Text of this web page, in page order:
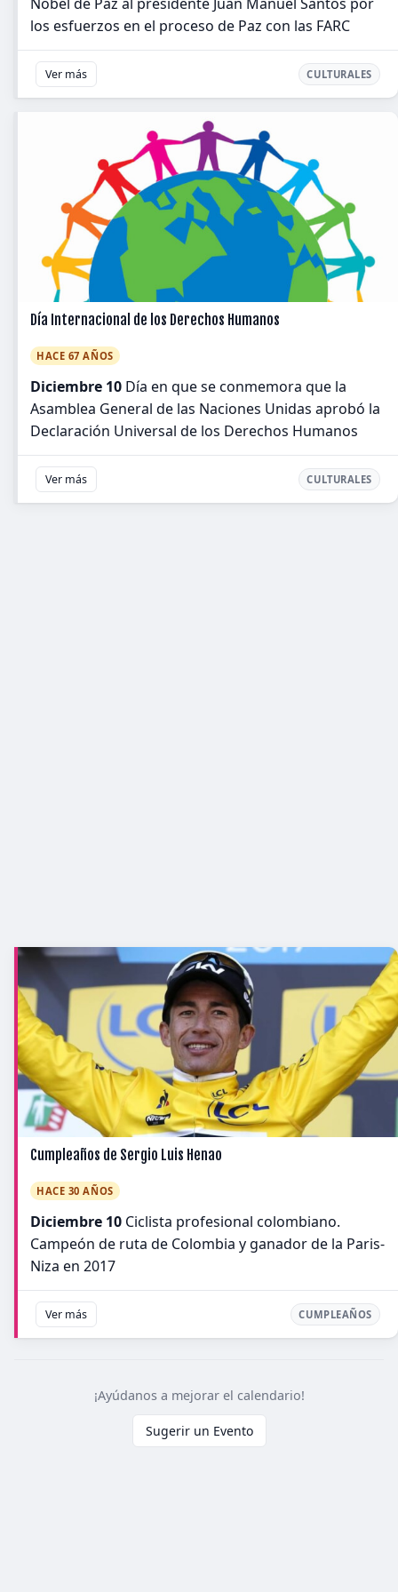
los esfuerzos en el proceso de Paz con las FARC
Ver más CULTURALES
Día Internacional de los Derechos Humanos
HACE 67 AÑOS
Diciembre 10 Día en que se conmemora que la
Asamblea General de las Naciones Unidas aprobó la
Declaración Universal de los Derechos Humanos
Ver más CULTURALES
Cumpleaños de Sergio Luis Henao
HACE 30 AÑOS
Diciembre 10 Ciclista profesional colombiano.
Campeón de ruta de Colombia y ganador de la Paris-
Niza en 2017
Ver más CUMPLEAÑOS
¡Ayúdanos a mejorar el calendario!
Sugerir un Evento